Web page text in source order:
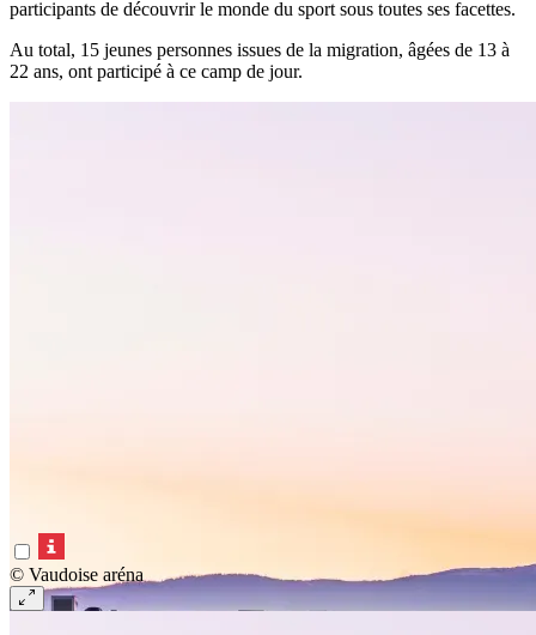
participants de découvrir le monde du sport sous toutes ses facettes.
Au total, 15 jeunes personnes issues de la migration, âgées de 13 à
22 ans, ont participé à ce camp de jour.
© Vaudoise aréna